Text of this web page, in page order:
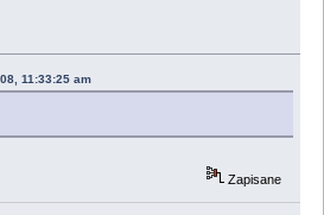
11:33:25 am
Zapisane